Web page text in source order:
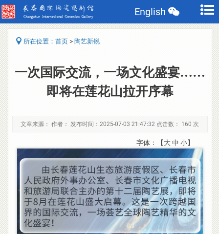
English
所在位置： 首页 > 陶艺新锐
一次国际交流，一场文化盛宴……
即将在莲花山拉开序幕
文章来源： 作者： 发布时间：2025-07-03 21:47:32 点击数： 160 次
字体：【大 中 小】